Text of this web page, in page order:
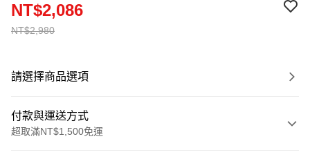
NT$2,980
NT$2,086
請選擇商品選項
付款與運送方式
超取滿NT$1,500免運